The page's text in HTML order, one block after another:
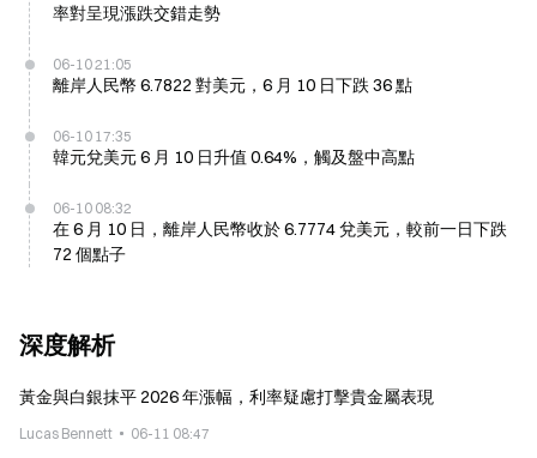
率對呈現漲跌交錯走勢
06-10 21:05
離岸人民幣 6.7822 對美元，6 月 10 日下跌 36 點
06-10 17:35
韓元兌美元 6 月 10 日升值 0.64%，觸及盤中高點
06-10 08:32
在 6 月 10 日，離岸人民幣收於 6.7774 兌美元，較前一日下跌
72 個點子
深度解析
黃金與白銀抹平 2026 年漲幅，利率疑慮打擊貴金屬表現
Lucas Bennett 06-11 08:47